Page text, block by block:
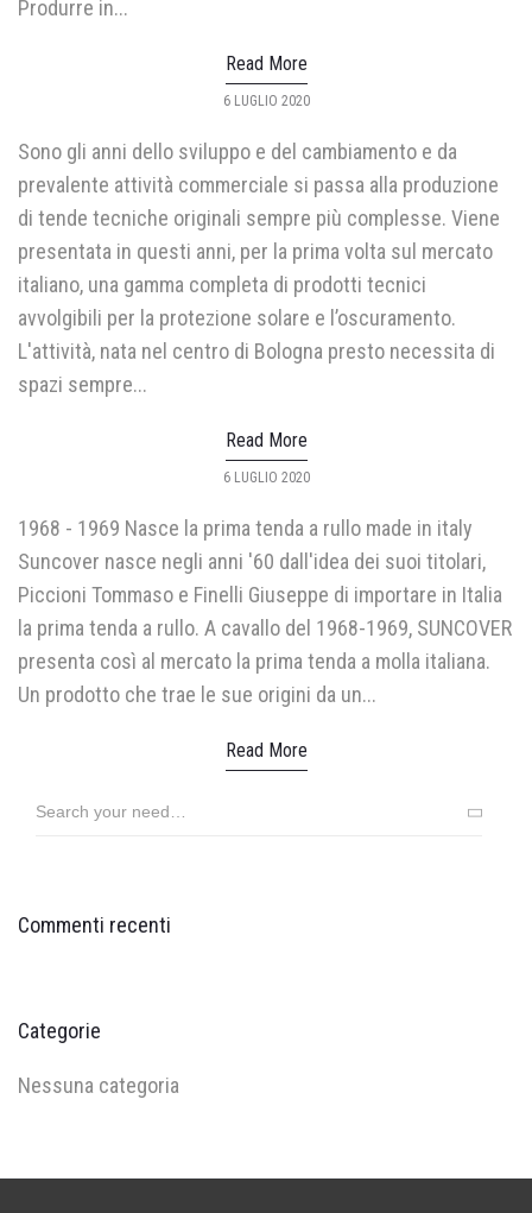
Produrre in...
Read More
POSTED
6 LUGLIO 2020
Sono gli anni dello sviluppo e del cambiamento e da
prevalente attività commerciale si passa alla produzione
di tende tecniche originali sempre più complesse. Viene
presentata in questi anni, per la prima volta sul mercato
italiano, una gamma completa di prodotti tecnici
avvolgibili per la protezione solare e l’oscuramento.
L'attività, nata nel centro di Bologna presto necessita di
spazi sempre...
Read More
POSTED
6 LUGLIO 2020
1968 - 1969 Nasce la prima tenda a rullo made in italy
Suncover nasce negli anni '60 dall'idea dei suoi titolari,
Piccioni Tommaso e Finelli Giuseppe di importare in Italia
la prima tenda a rullo. A cavallo del 1968-1969, SUNCOVER
presenta così al mercato la prima tenda a molla italiana.
Un prodotto che trae le sue origini da un...
Read More
Search
Commenti recenti
Categorie
Nessuna categoria